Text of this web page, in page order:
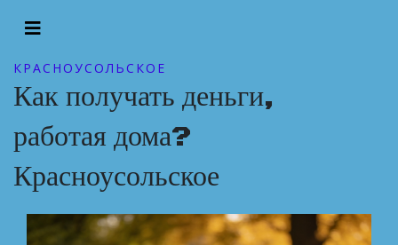
КРАСНОУСОЛЬСКОЕ
Как получать деньги,
работая дома?
Красноусольское